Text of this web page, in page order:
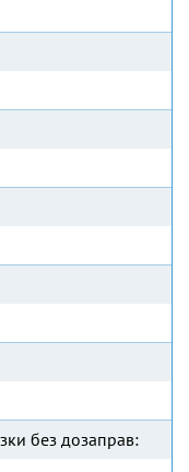
без дозаправ: